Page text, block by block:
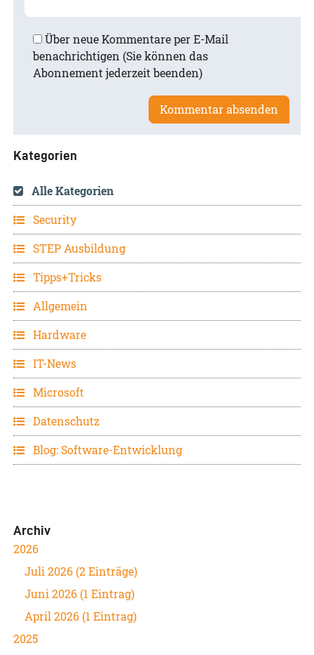
Über neue Kommentare per E-Mail
benachrichtigen (Sie können das
Abonnement jederzeit beenden)
Kategorien
Alle Kategorien
Security
STEP Ausbildung
Tipps+Tricks
Allgemein
Hardware
IT-News
Microsoft
Datenschutz
Blog: Software-Entwicklung
Archiv
2026
Juli 2026 (2 Einträge)
Juni 2026 (1 Eintrag)
April 2026 (1 Eintrag)
2025